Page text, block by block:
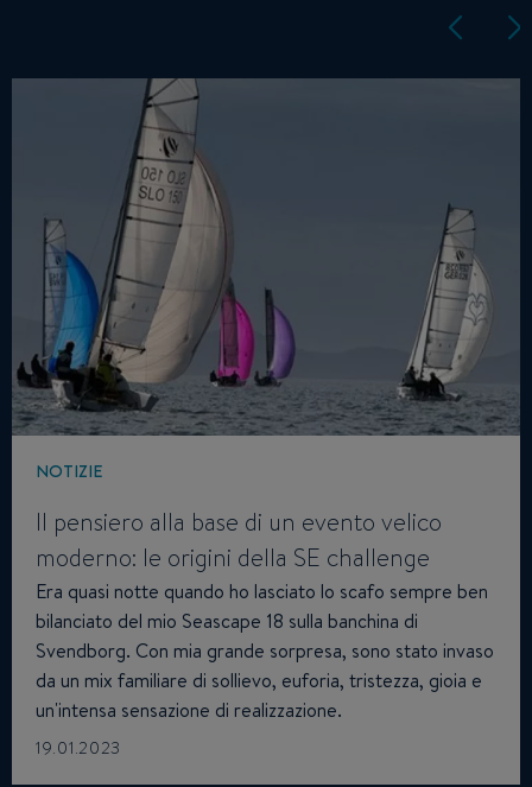
NOTIZIE
Il pensiero alla base di un evento velico
moderno: le origini della SE challenge
Era quasi notte quando ho lasciato lo scafo sempre ben
bilanciato del mio Seascape 18 sulla banchina di
Svendborg. Con mia grande sorpresa, sono stato invaso
da un mix familiare di sollievo, euforia, tristezza, gioia e
un'intensa sensazione di realizzazione.
19.01.2023